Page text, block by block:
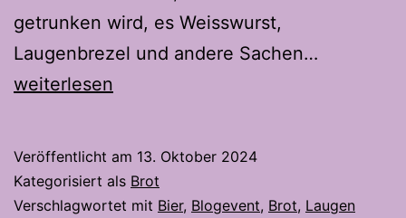
getrunken wird, es Weisswurst,
Laugenbrezel und andere Sachen…
weiterlesen
Veröffentlicht am 13. Oktober 2024
Kategorisiert als Brot
Verschlagwortet mit Bier, Blogevent, Brot, Laugen